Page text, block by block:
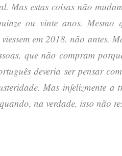
Mas estas coisas não
ou vinte anos. Mesmo
em 2018, não antes.
que não compram
deveria ser pensar
Mas infelizmente a
na verdade, isso não